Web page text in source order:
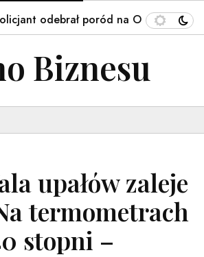
odebrał poród na Orlenie we
Biznesu
upałów zaleje
termometrach
stopni –